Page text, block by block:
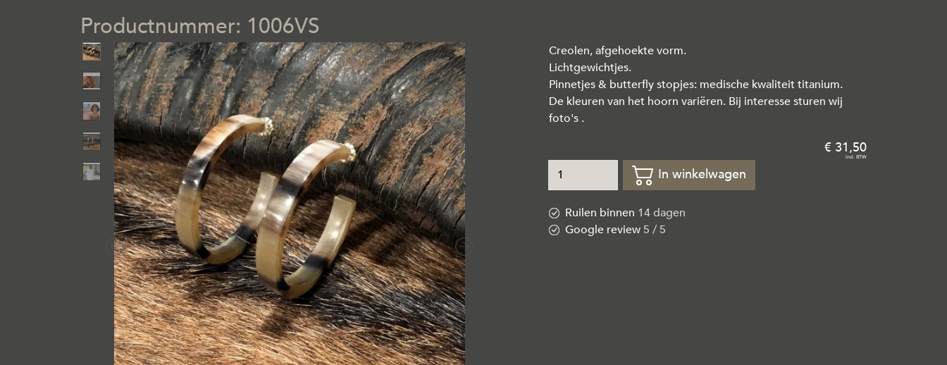
Previous Next
Creolen, afgehoekte vorm.
Lichtgewichtjes.
Pinnetjes & butterfly stopjes: medische kwaliteit titanium.
De kleuren van het hoorn variëren. Bij interesse sturen wij
foto's .
31,50
In winkelwagen
Ruilen binnen 14 dagen
Google review5 / 5